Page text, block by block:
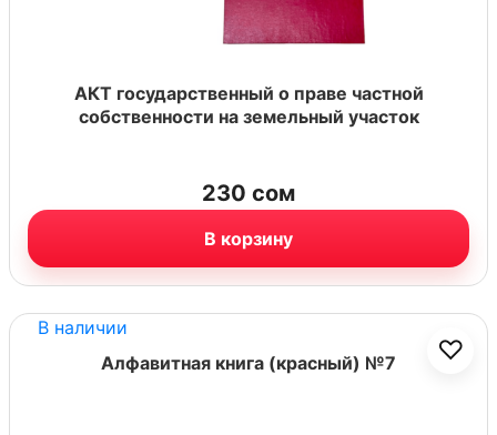
АКТ государственный о праве частной
собственности на земельный участок
230 сом
В корзину
В наличии
♡
Алфавитная книга (красный) №7